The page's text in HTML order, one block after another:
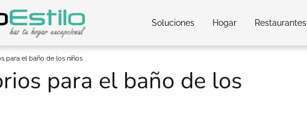
Soluciones Hogar Restaurantes
para el baño de los niños
para el baño de los